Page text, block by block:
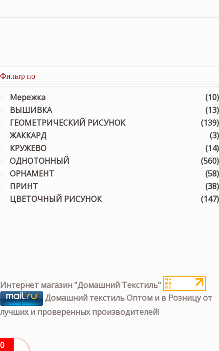
Фильтр по
Мережка
(10)
ВЫШИВКА
(13)
ГЕОМЕТРИЧЕСКИЙ РИСУНОК
(139)
ЖАККАРД
(3)
КРУЖЕВО
(14)
ОДНОТОННЫЙ
(560)
ОРНАМЕНТ
(58)
ПРИНТ
(38)
ЦВЕТОЧНЫЙ РИСУНОК
(147)
Интернет магазин "Домашний Текстиль"
Домашний текстиль Оптом и в Розницу от
лучших и проверенных производителей!
0